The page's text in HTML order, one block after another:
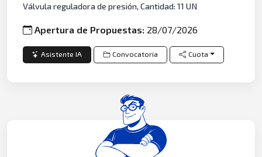
Válvula reguladora de presión, Cantidad: 11 UN
Apertura de Propuestas: 28/07/2026
Asistente IA Convocatoria Cuota